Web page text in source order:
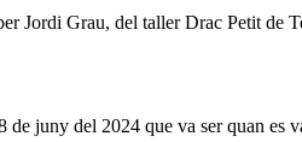
Jordi Grau, del taller Drac Petit de
juny del 2024 que va ser quan es